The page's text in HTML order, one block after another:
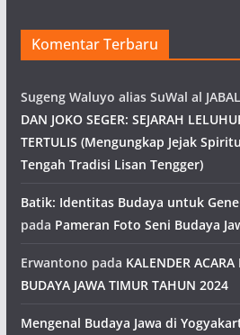
Komentar Terbaru
Sugeng Waluyo alias SuWal al JABAL
DAN JOKO SEGER: SEJARAH
TERTULIS (Mengungkap Jejak
Tengah Tradisi Lisan Tengger)
Batik: Identitas Budaya untuk
pada Pameran Foto Seni Budaya
Erwantono pada KALENDER
BUDAYA JAWA TIMUR TAHUN 2024
Mengenal Budaya Jawa di